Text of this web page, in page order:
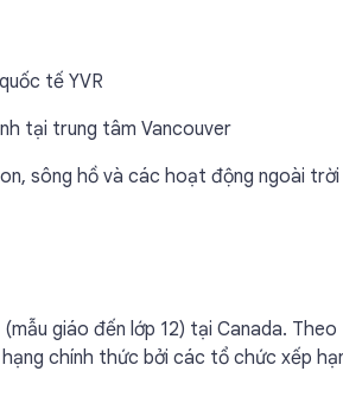
tế YVR
tại trung tâm Vancouver
sông hồ và các hoạt động ngoài trời
giáo đến lớp 12) tại Canada. Theo
chính thức bởi các tổ chức xếp